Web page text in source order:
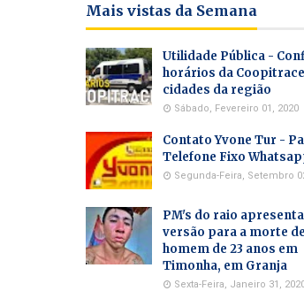
Mais vistas da Semana
Utilidade Pública -
horários da
cidades da região
Sábado, Fevereiro 01, 2020
Contato Yvone Tur -
Telefone Fixo
Segunda-Feira, Setembro
PM's do raio
versão para a morte de
homem de 23 anos em
Timonha, em Granja
Sexta-Feira, Janeiro 31,